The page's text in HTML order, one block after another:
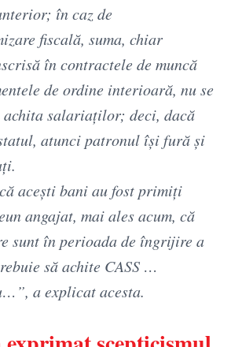
în caz de
fiscală, suma, chiar
în contractele de muncă
de ordine interioară, nu se
achita salariaților; deci, dacă
atunci patronul își fură și
acești bani au fost primiți
angajat, mai ales acum, că
sunt în perioada de îngrijire a
să achite CASS …
a explicat acesta.